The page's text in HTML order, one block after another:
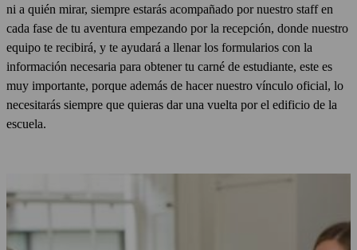
ni a quién mirar, siempre estarás acompañado por nuestro staff en
cada fase de tu aventura empezando por la recepción, donde nuestro
equipo te recibirá, y te ayudará a llenar los formularios con la
información necesaria para obtener tu carné de estudiante, este es
muy importante, porque además de hacer nuestro vínculo oficial, lo
necesitarás siempre que quieras dar una vuelta por el edificio de la
escuela.